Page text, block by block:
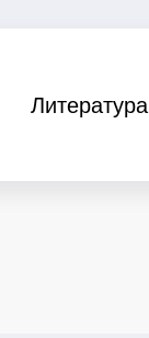
Литература